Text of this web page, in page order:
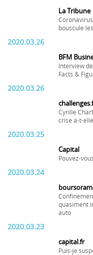
La Tribune
bouscule
2020.03.26
BFM
Interview
Facts &
2020.03.26
Cyrille
crise a-t-
2020.03.25
Capital
Pouvez-
2020.03.24
quasiment
auto
2020.03.23
capital.fr
Puis-je